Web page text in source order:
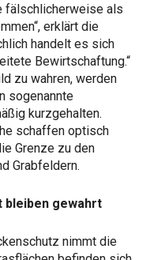
fälschlicherweise als
erklärt die
handelt es sich
Bewirtschaftung.“
zu wahren, werden
sogenannte
kurzgehalten.
schaffen optisch
Grenze zu den
Grabfeldern.
bleiben gewahrt
nimmt die